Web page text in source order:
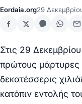
Eordaia.org29
Στις 29
πρώτους μάρτυρες
δεκατέσσερις
κατόπιν εντολής